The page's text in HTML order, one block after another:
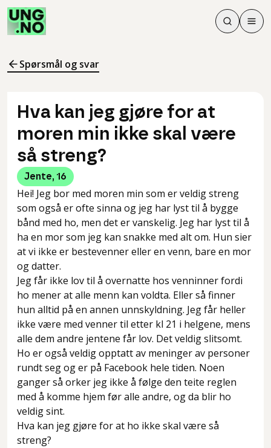
Søk
Søk
Meny
Spørsmål og svar
Hva kan jeg gjøre for at
moren min ikke skal være
så streng?
Jente, 16
Hei! Jeg bor med moren min som er veldig streng
som også er ofte sinna og jeg har lyst til å bygge
bånd med ho, men det er vanskelig. Jeg har lyst til å
ha en mor som jeg kan snakke med alt om. Hun sier
at vi ikke er bestevenner eller en venn, bare en mor
og datter.
Jeg får ikke lov til å overnatte hos venninner fordi
ho mener at alle menn kan voldta. Eller så finner
hun alltid på en annen unnskyldning. Jeg får heller
ikke være med venner til etter kl 21 i helgene, mens
alle dem andre jentene får lov. Det veldig slitsomt.
Ho er også veldig opptatt av meninger av personer
rundt seg og er på Facebook hele tiden. Noen
ganger så orker jeg ikke å følge den teite reglen
med å komme hjem før alle andre, og da blir ho
veldig sint.
Hva kan jeg gjøre for at ho ikke skal være så
streng?